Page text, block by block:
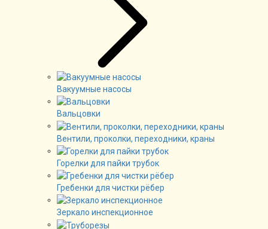
Вакуумные насосы
Вальцовки
Вентили, проколки, переходники, краны
Горелки для пайки трубок
Гребенки для чистки рёбер
Зеркало инспекционное